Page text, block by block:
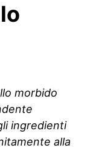
morbido
ingredienti
alla